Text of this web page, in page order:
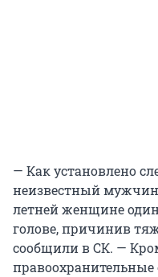
— Как установлено
неизвестный
летней женщине
голове, причинив
сообщили в СК. —